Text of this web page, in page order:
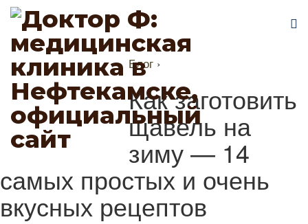
Блог ›
Как заготовить
щавель на
зиму — 14
самых простых и очень
вкусных рецептов